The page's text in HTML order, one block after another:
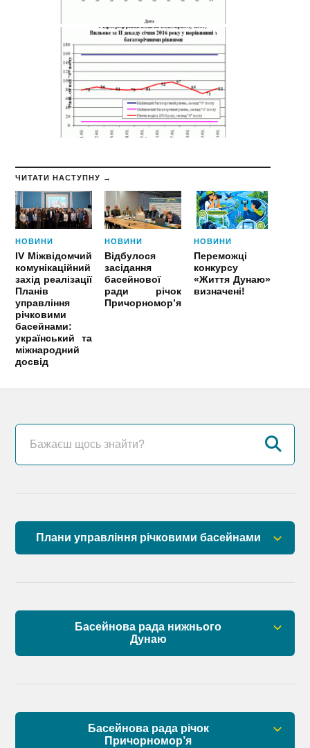
ЧИТАТИ НАСТУПНУ →
НОВИНИ
IV Міжвідомчий
комунікаційний
захід реалізації
Планів
управління
річковими
басейнами:
український та
міжнародний
досвід
НОВИНИ
Відбулося
засідання
басейнової
ради річок
Причорномор’я
НОВИНИ
Переможці
конкурсу
«Життя Дунаю»
визначені!
Плани управління річковими басейнами
Басейнова рада нижнього
Дунаю
Склад Басейнової ради нижнього Дунаю
Басейнова рада річок
Причорномор’я